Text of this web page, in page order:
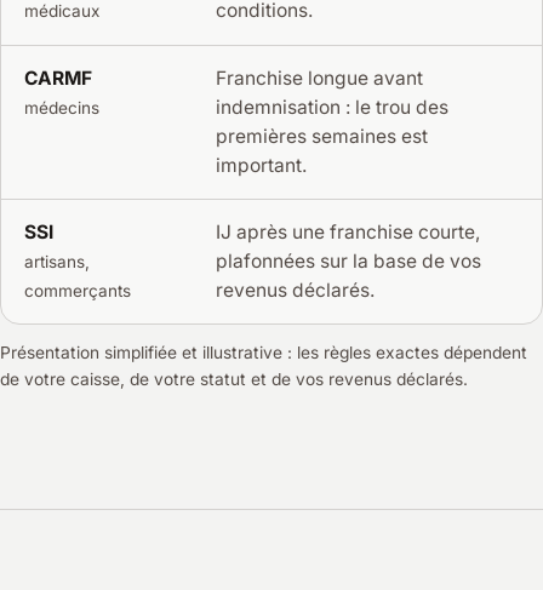
médicaux
conditions.
CARMF
médecins
Franchise longue avant
indemnisation : le trou des
premières semaines est
important.
SSI
artisans,
commerçants
IJ après une franchise courte,
plafonnées sur la base de vos
revenus déclarés.
Présentation simplifiée et illustrative : les règles exactes dépendent
de votre caisse, de votre statut et de vos revenus déclarés.